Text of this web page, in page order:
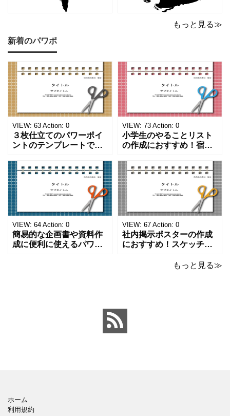
もっと見る≫
新着のパワポ
VIEW: 63 Action: 0
３枚仕立てのパワーポイ
ントのテンプレートで
ペンのワンポイントイラ
ストが描かれています。
ご案内やお知らせなど簡
単な資料を時短で作成で
きる便利なフォーマット
になります。 文房具好き
の方、掲示ポスターを作
成をされたい方におす
VIEW: 73 Action: 0
小学生のやることリスト
の作成におすすめ！宿題
事をまとめたい時のフォ
ーマットにおすすめしま
す。 ノートタイプのフォ
ーマットで文字入れをし
やすく、壁に貼ってもか
わいいデザインです。お
子さんが見てもテンショ
ンが上がるテンプレ
VIEW: 64 Action: 0
簡易的な企画書や資料作
成に便利に使えるパワー
VIEW: 67 Action: 0
社内掲示ポスターの作成
におすすめ！スケッチブ
なパワーポイントのテン
トにおすすめします。 ダ
ウンロードしてテキス
もっと見る≫
ホーム
利用規約